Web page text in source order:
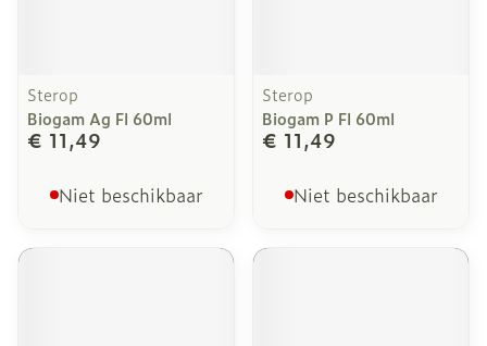
Sterop
Biogam Ag Fl 60ml
€ 11,49
Niet beschikbaar
Sterop
Biogam P Fl 60ml
€ 11,49
Niet beschikbaar